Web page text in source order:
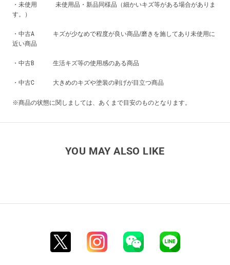
・未使用 未使用品・新品同様品（細かいキズ等がある場合がありま
す。）
・中古A キズが少なめで程度が良い商品/磨きを施してあり未使用に
近い商品
・中古B 生活キズ等の使用感のある商品
・中古C 大きめのキズや塗装の剥げが目立つ商品
※商品の状態に関しましては、あくまで目安のものとなります。
YOU MAY ALSO LIKE